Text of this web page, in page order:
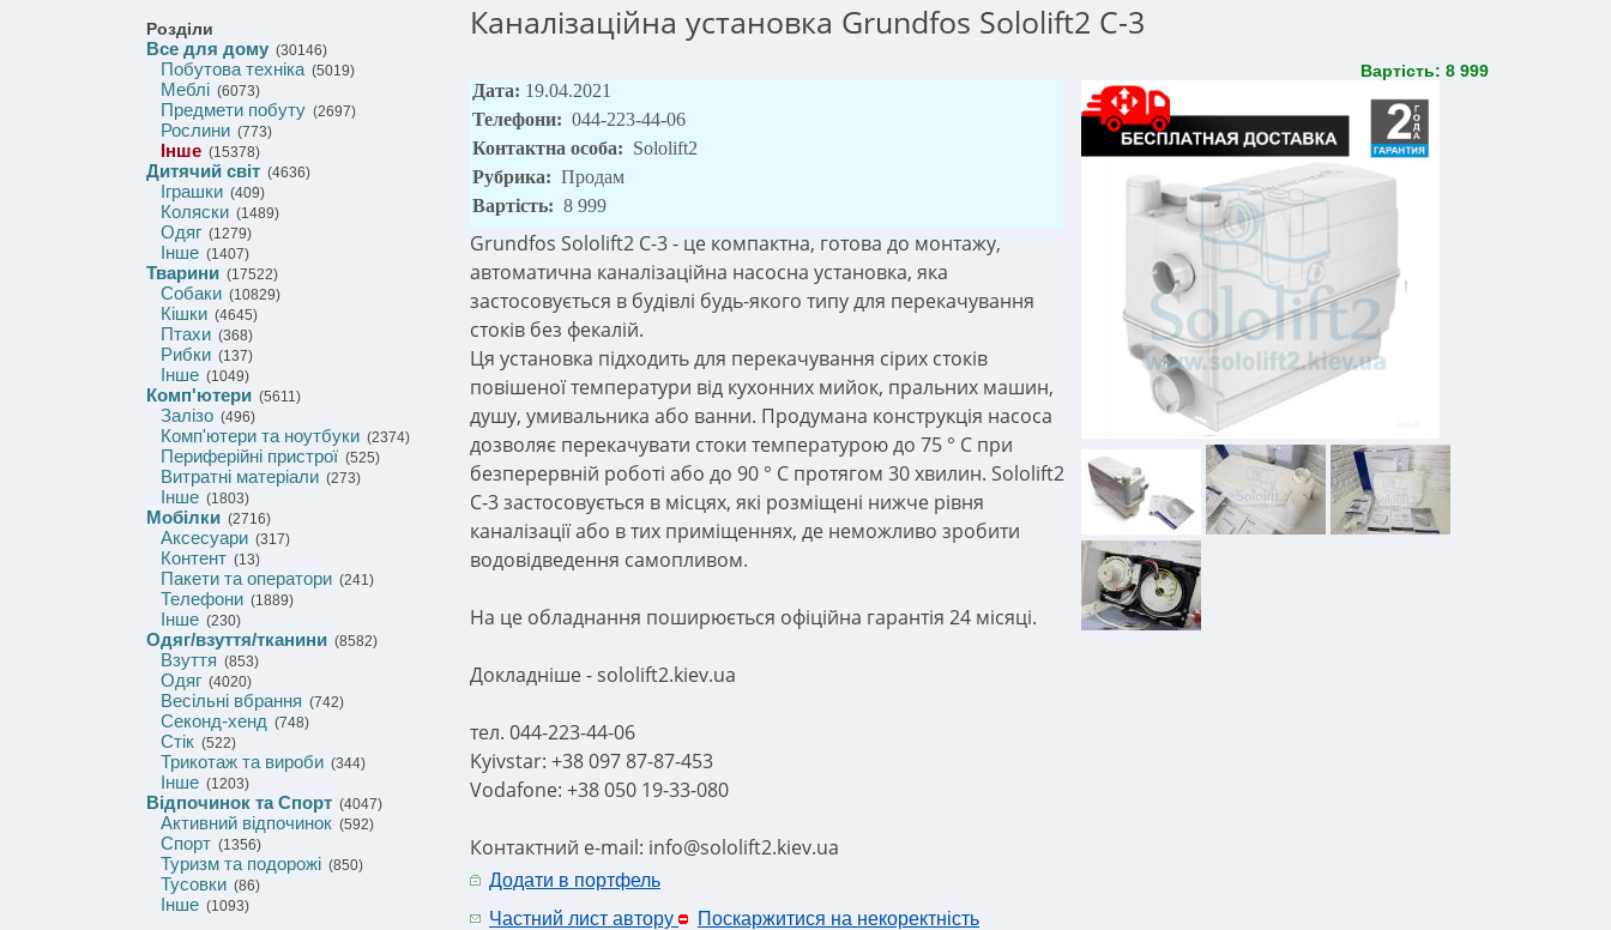
Розділи
Все для дому (30146)
Побутова техніка(5019)
Меблі (6073)
Предмети побуту (2697)
Рослини (773)
Інше (15378)
Дитячий світ (4636)
Іграшки (409)
Коляски (1489)
Одяг (1279)
Інше (1407)
Тварини (17522)
Собаки (10829)
Кішки (4645)
Птахи (368)
Рибки (137)
Інше (1049)
Комп'ютери (5611)
Залізо (496)
Комп'ютери та ноутбуки (2374)
Периферійні пристрої (525)
Витратні матеріали (273)
Інше (1803)
Мобілки (2716)
Аксесуари (317)
Контент (13)
Пакети та оператори (241)
Телефони (1889)
Інше (230)
Одяг/взуття/тканини (8582)
Взуття (853)
Одяг (4020)
Весільні вбрання (742)
Секонд-хенд (748)
Стік (522)
Трикотаж та вироби (344)
Інше (1203)
Відпочинок та Спорт (4047)
Активний відпочинок (592)
Спорт (1356)
Туризм та подорожі (850)
Тусовки (86)
Інше (1093)
Каналізаційна установка Grundfos Sololift2 C-3
Вартість: 8 999
Дата: 19.04.2021
Телефони: 044-223-44-06
Контактна особа: Sololift2
Рубрика: Продам
Вартість: 8 999
Grundfos Sololift2 C-3 - це компактна, готова до монтажу,
автоматична каналізаційна насосна установка, яка
застосовується в будівлі будь-якого типу для перекачування
стоків без фекалій.
Ця установка підходить для перекачування сірих стоків
повішеної температури від кухонних мийок, пральних машин,
душу, умивальника або ванни. Продумана конструкція насоса
дозволяє перекачувати стоки температурою до 75 ° C при
безперервній роботі або до 90 ° C протягом 30 хвилин. Sololift2
C-3 застосовується в місцях, які розміщені нижче рівня
каналізації або в тих приміщеннях, де неможливо зробити
водовідведення самопливом.
На це обладнання поширюється офіційна гарантія 24 місяці.
Докладніше - sololift2.kiev.ua
тел. 044-223-44-06
Kyivstar: +38 097 87-87-453
Vodafone: +38 050 19-33-080
Контактний e-mail: info@sololift2.kiev.ua
Додати в портфель
Частний лист автору
Поскаржитися на некоректність